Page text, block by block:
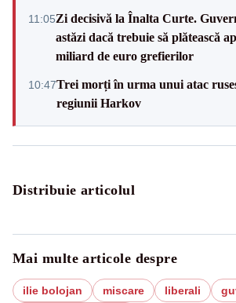
11:05Zi decisivă la Înalta Curte.
astăzi dacă trebuie să plătească
miliard de euro grefierilor
10:47Trei morți în urma unui atac
regiunii Harkov
Distribuie articolul
Mai multe articole despre
ilie bolojan miscare liberali